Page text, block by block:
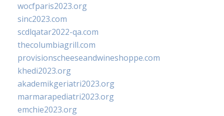
wocfparis2023.org
sinc2023.com
scdlqatar2022-qa.com
thecolumbiagrill.com
provisionscheeseandwineshoppe.com
khedi2023.org
akademikgeriatri2023.org
marmarapediatri2023.org
emchie2023.org